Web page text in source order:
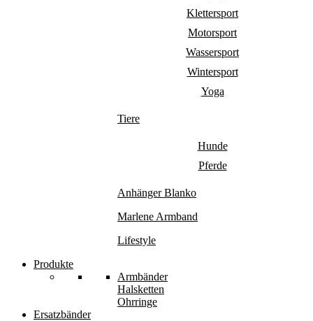
Klettersport
Motorsport
Wassersport
Wintersport
Yoga
Tiere
Hunde
Pferde
Anhänger Blanko
Marlene Armband
Lifestyle
Produkte
Armbänder
Halsketten
Ohrringe
Ersatzbänder